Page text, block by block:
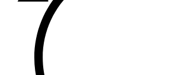
107,1 FM
Балык бистәсе
104,9 FM